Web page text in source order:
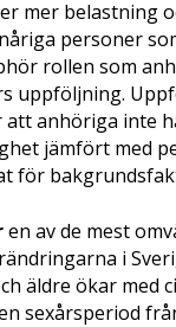
mer belastning
personer
rollen som
uppföljning.
att anhöriga inte
jämfört med
för
en av de mest
i
äldre ökar med
sexårsperiod